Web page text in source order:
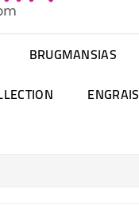
BRUGMANSIAS
ENGRAIS